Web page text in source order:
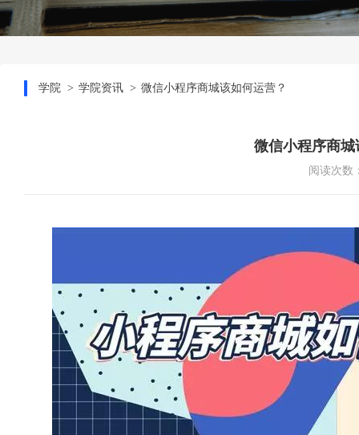
学院 学院资讯 微信小程序商城该如何运营？
微信小程序商
阅读次数